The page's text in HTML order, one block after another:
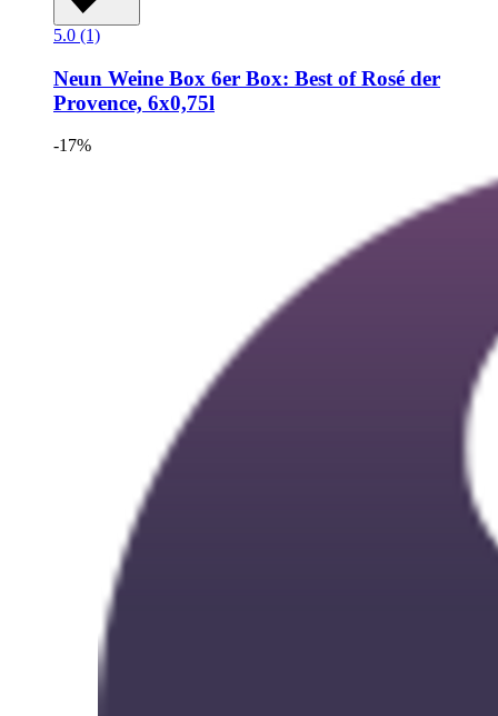
5.0 (1)
Neun Weine Box 6er Box: Best of Rosé der
Provence, 6x0,75l
-17%